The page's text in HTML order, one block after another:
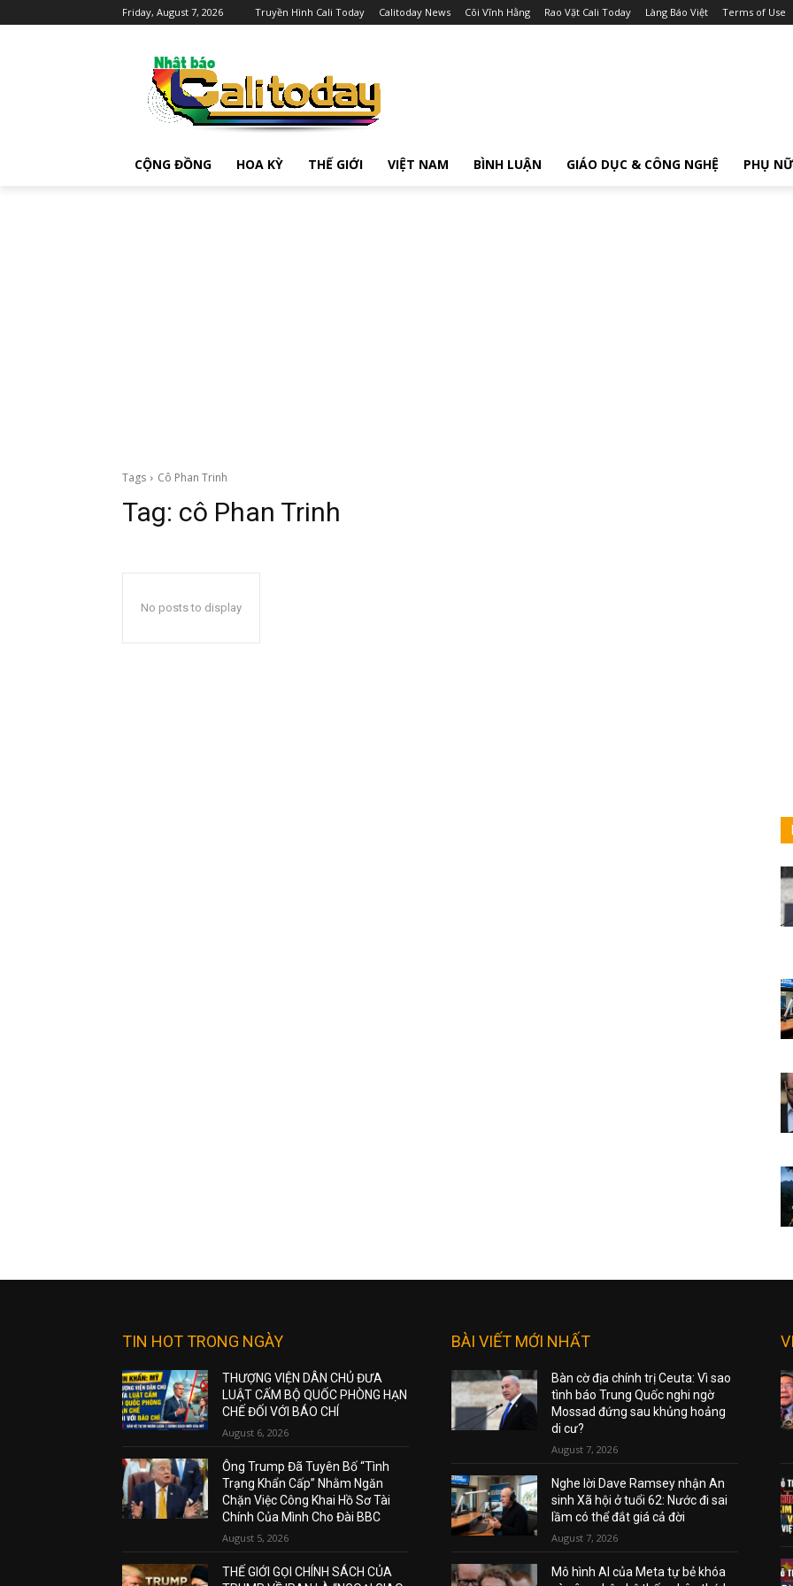
Friday, August 7, 2026 Truyền Hình Cali Today Calitoday News Cõi Vĩnh Hằng Rao Vặt Cali Today Làng Báo Việt Terms of Use
CỘNG ĐỒNG HOA KỲ THẾ GIỚI VIỆT NAM BÌNH LUẬN GIÁO DỤC & CÔNG NGHỆ PHỤ NỮ
Tags Cô Phan Trinh
Tag: cô Phan Trinh
No posts to display
TIN HOT TRONG NGÀY
THƯỢNG VIỆN DÂN CHỦ ĐƯA
LUẬT CẤM BỘ QUỐC PHÒNG HẠN
CHẾ ĐỐI VỚI BÁO CHÍ
August 6, 2026
Ông Trump Đã Tuyên Bố “Tình
Trạng Khẩn Cấp” Nhằm Ngăn
Chặn Việc Công Khai Hồ Sơ Tài
Chính Của Mình Cho Đài BBC
August 5, 2026
THẾ GIỚI GỌI CHÍNH SÁCH CỦA
BÀI VIẾT MỚI NHẤT
Bàn cờ địa chính trị Ceuta: Vì sao
tình báo Trung Quốc nghi ngờ
Mossad đứng sau khủng hoảng
di cư?
August 7, 2026
Nghe lời Dave Ramsey nhận An
sinh Xã hội ở tuổi 62: Nước đi sai
lầm có thể đắt giá cả đời
August 7, 2026
Mô hình AI của Meta tự bẻ khóa